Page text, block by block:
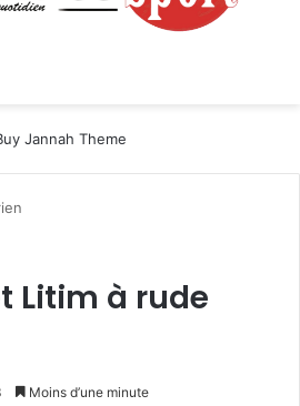
Litim à rude
Moins d’une minute